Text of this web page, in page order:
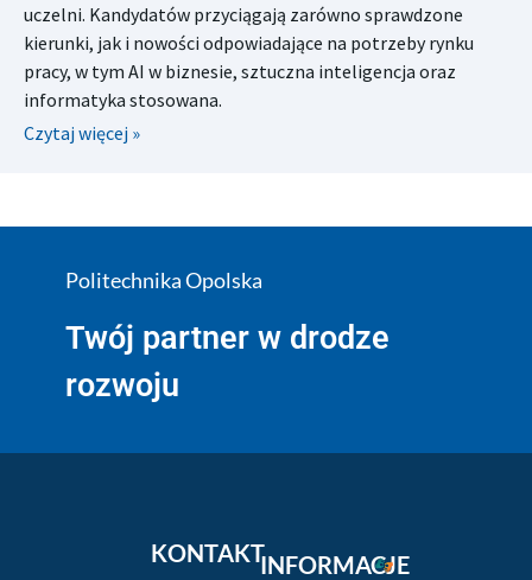
uczelni. Kandydatów przyciągają zarówno sprawdzone
kierunki, jak i nowości odpowiadające na potrzeby rynku
pracy, w tym AI w biznesie, sztuczna inteligencja oraz
informatyka stosowana.
Czytaj więcej »
Politechnika Opolska
Twój partner w drodze
rozwoju
KONTAKTINFORMACJE